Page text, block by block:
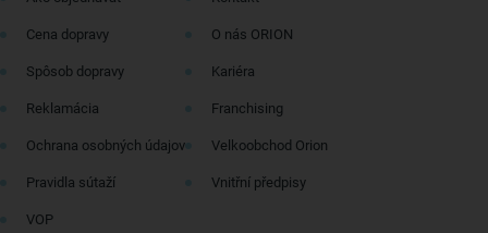
Cena dopravy
Spôsob dopravy
Reklamácia
Ochrana osobných údajov
Pravidla sútaží
VOP
O nás ORION
Kariéra
Franchising
Velkoobchod Orion
Vnitřní předpisy